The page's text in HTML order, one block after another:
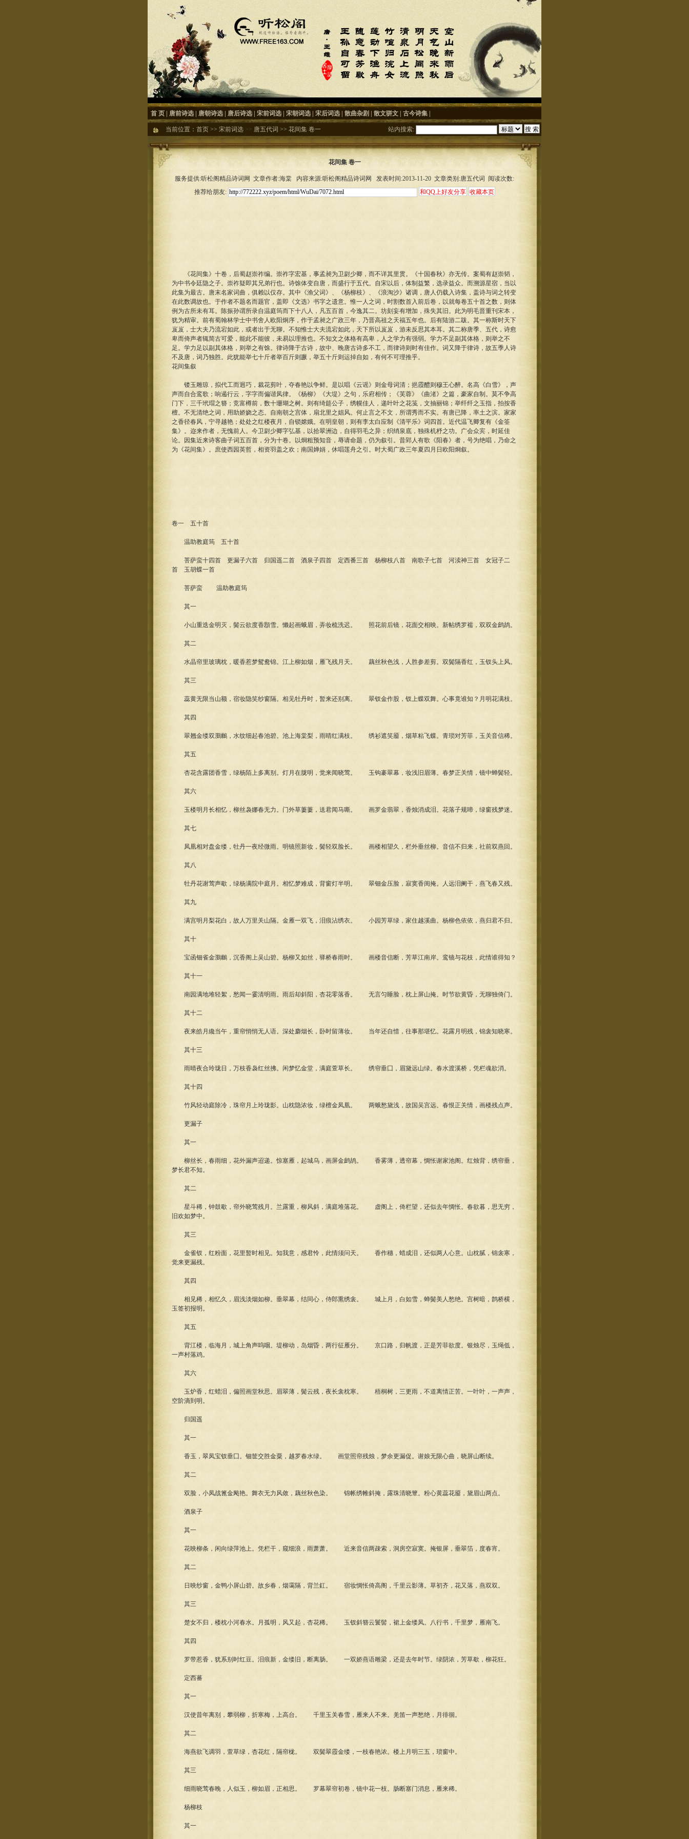
首 页 唐前诗选 唐朝诗选 唐后诗选 宋前词选 宋朝词选 宋后词选 散曲杂剧 散文骈文 古今诗集
当前位置： 首页 >> 宋前词选 >> 唐五代词 >> 花间集 卷一 站内搜索:
花间集 卷一
服务提供:听松阁精品诗词网 文章作者:海棠 内容来源:听松阁精品诗词网 发表时间:2013-11-20 文章类别:唐五代词 阅读次数:
推荐给朋友:
《花间集》十卷，后蜀赵崇祚编。崇祚字宏基，事孟昶为卫尉少卿，而不详其里贯。《十国春秋》亦无传。案蜀有赵崇韬，
为中书令廷隐之子。崇祚疑即其兄弟行也。诗馀体变自唐，而盛行于五代。自宋以后，体制益繁，选录益众。而溯源星宿，当以
此集为最古。唐末名家词曲，俱赖以仅存。其中《渔父词》、《杨柳枝》、《浪淘沙》诸调，唐人仍载入诗集，盖诗与词之转变
在此数调故也。于作者不题名而题官，盖即《文选》书字之遗意。惟一人之词，时割数首入前后卷，以就每卷五十首之数，则体
例为古所未有耳。陈振孙谓所录自温庭筠而下十八人，凡五百首，今逸其二。坊刻妄有增加，殊失其旧。此为明毛晋重刊宋本，
犹为精审。前有蜀翰林学士中书舍人欧阳炯序，作于孟昶之广政三年，乃晋高祖之天福五年也。后有陆游二跋。其一称斯时天下
岌岌，士大夫乃流宕如此，或者出于无聊。不知惟士大夫流宕如此，天下所以岌岌，游未反思其本耳。其二称唐季、五代，诗愈
卑而倚声者辄简古可爱，能此不能彼，未易以理推也。不知文之体格有高卑，人之学力有强弱。学力不足副其体格，则举之不
足。学力足以副其体格，则举之有馀。律诗降于古诗，故中、晚唐古诗多不工，而律诗则时有佳作。词又降于律诗，故五季人诗
不及唐，词乃独胜。此犹能举七十斤者举百斤则蹶，举五十斤则运掉自如，有何不可理推乎。
花间集叙
镂玉雕琼，拟代工而迥巧，裁花剪叶，夺春艳以争鲜。是以唱《云谣》则金母词清；挹霞醴则穆王心醉。名高《白雪》，声
声而自合鸾歌；响遏行云，字字而偏谐凤律。《杨柳》《大堤》之句，乐府相传；《芙蓉》《曲渚》之篇，豪家自制。莫不争高
门下，三千玳瑁之簪；竞富樽前，数十珊瑚之树。则有绮筵公子，绣幌佳人，递叶叶之花笺，文抽丽锦；举纤纤之玉指，拍按香
檀。不无清绝之词，用助娇娆之态。自南朝之宫体，扇北里之娼风。何止言之不文，所谓秀而不实。有唐已降，率土之滨。家家
之香径春风，宁寻越艳；处处之红楼夜月，自锁嫦娥。在明皇朝，则有李太白应制《清平乐》词四首。近代温飞卿复有《金筌
集》。迩来作者，无愧前人。今卫尉少卿字弘基，以拾翠洲边，自得羽毛之异；织绡泉底，独殊机杼之功。广会众宾，时延佳
论。因集近来诗客曲子词五百首，分为十卷。以烱粗预知音，辱请命题，仍为叙引。昔郢人有歌《阳春》者，号为绝唱，乃命之
为《花间集》。庶使西园英哲，相资羽盖之欢；南国婵娟，休唱莲舟之引。时大蜀广政三年夏四月日欧阳烱叙。
卷一 五十首
温助教庭筠 五十首
菩萨蛮十四首 更漏子六首 归国遥二首 酒泉子四首 定西番三首 杨柳枝八首 南歌子七首 河渎神三首 女冠子二
首 玉胡蝶一首
菩萨蛮 温助教庭筠
其一
小山重迭金明灭，鬓云欲度香顋雪。懒起画蛾眉，弄妆梳洗迟。 照花前后镜，花面交相映。新帖绣罗襦，双双金鹧鸪。
其二
水晶帘里玻璃枕，暖香惹梦鸳鸯锦。江上柳如烟，雁飞残月天。 藕丝秋色浅，人胜参差剪。双鬓隔香红，玉钗头上风。
其三
蕊黄无限当山额，宿妆隐笑纱窗隔。相见牡丹时，暂来还别离。 翠钗金作股，钗上蝶双舞。心事竟谁知？月明花满枝。
其四
翠翘金缕双鸂鶒，水纹细起春池碧。池上海棠梨，雨晴红满枝。 绣衫遮笑靥，烟草粘飞蝶。青琐对芳菲，玉关音信稀。
其五
杏花含露团香雪，绿杨陌上多离别。灯月在胧明，觉来闻晓莺。 玉钩褰翠幕，妆浅旧眉薄。春梦正关情，镜中蝉鬓轻。
其六
玉楼明月长相忆，柳丝袅娜春无力。门外草萋萋，送君闻马嘶。 画罗金翡翠，香烛消成泪。花落子规啼，绿窗残梦迷。
其七
凤凰相对盘金缕，牡丹一夜经微雨。明镜照新妆，鬓轻双脸长。 画楼相望久，栏外垂丝柳。音信不归来，社前双燕回。
其八
牡丹花谢莺声歇，绿杨满院中庭月。相忆梦难成，背窗灯半明。 翠钿金压脸，寂寞香闺掩。人远泪阑干，燕飞春又残。
其九
满宫明月梨花白，故人万里关山隔。金雁一双飞，泪痕沾绣衣。 小园芳草绿，家住越溪曲。杨柳色依依，燕归君不归。
其十
宝函钿雀金鸂鶒，沉香阁上吴山碧。杨柳又如丝，驿桥春雨时。 画楼音信断，芳草江南岸。鸾镜与花枝，此情谁得知？
其十一
南园满地堆轻絮，愁闻一霎清明雨。雨后却斜阳，杏花零落香。 无言匀睡脸，枕上屏山掩。时节欲黄昏，无聊独倚门。
其十二
夜来皓月纔当午，重帘悄悄无人语。深处麝烟长，卧时留薄妆。 当年还自惜，往事那堪忆。花露月明残，锦衾知晓寒。
其十三
雨晴夜合玲珑日，万枝香袅红丝拂。闲梦忆金堂，满庭萱草长。 绣帘垂囗，眉黛远山绿。春水渡溪桥，凭栏魂欲消。
其十四
竹风轻动庭除冷，珠帘月上玲珑影。山枕隐浓妆，绿檀金凤凰。 两蛾愁黛浅，故国吴宫远。春恨正关情，画楼残点声。
更漏子
其一
柳丝长，春雨细，花外漏声迢递。惊塞雁，起城乌，画屏金鹧鸪。 香雾薄，透帘幕，惆怅谢家池阁。红烛背，绣帘垂，
梦长君不知。
其二
星斗稀，钟鼓歇，帘外晓莺残月。兰露重，柳风斜，满庭堆落花。 虚阁上，倚栏望，还似去年惆怅。春欲暮，思无穷，
旧欢如梦中。
其三
金雀钗，红粉面，花里暂时相见。知我意，感君怜，此情须问天。 香作穗，蜡成泪，还似两人心意。山枕腻，锦衾寒，
觉来更漏残。
其四
相见稀，相忆久，眉浅淡烟如柳。垂翠幕，结同心，侍郎熏绣衾。 城上月，白如雪，蝉鬓美人愁绝。宫树暗，鹊桥横，
玉签初报明。
其五
背江楼，临海月，城上角声呜咽。堤柳动，岛烟昏，两行征雁分。 京口路，归帆渡，正是芳菲欲度。银烛尽，玉绳低，
一声村落鸡。
其六
玉炉香，红蜡泪，偏照画堂秋思。眉翠薄，鬓云残，夜长衾枕寒。 梧桐树，三更雨，不道离情正苦。一叶叶，一声声，
空阶滴到明。
归国遥
其一
香玉，翠凤宝钗垂囗。钿筐交胜金粟，越罗春水绿。 画堂照帘残烛，梦余更漏促。谢娘无限心曲，晓屏山断续。
其二
双脸，小凤战篦金飐艳。舞衣无力风敛，藕丝秋色染。 锦帐绣帷斜掩，露珠清晓簟。粉心黄蕊花靥，黛眉山两点。
酒泉子
其一
花映柳条，闲向绿萍池上。凭栏干，窥细浪，雨萧萧。 近来音信两疎索，洞房空寂寞。掩银屏，垂翠箔，度春宵。
其二
日映纱窗，金鸭小屏山碧。故乡春，烟霭隔，背兰釭。 宿妆惆怅倚高阁，千里云影薄。草初齐，花又落，燕双双。
其三
楚女不归，楼枕小河春水。月孤明，风又起，杏花稀。 玉钗斜簪云鬟髻，裙上金缕凤。八行书，千里梦，雁南飞。
其四
罗带惹香，犹系别时红豆。泪痕新，金缕旧，断离肠。 一双娇燕语雕梁，还是去年时节。绿阴浓，芳草歇，柳花狂。
定西蕃
其一
汉使昔年离别，攀弱柳，折寒梅，上高台。 千里玉关春雪，雁来人不来。羌笛一声愁绝，月徘徊。
其二
海燕欲飞调羽，萱草绿，杏花红，隔帘栊。 双鬓翠霞金缕，一枝春艳浓。楼上月明三五，琐窗中。
其三
细雨晓莺春晚，人似玉，柳如眉，正相思。 罗幕翠帘初卷，镜中花一枝。肠断塞门消息，雁来稀。
杨柳枝
其一